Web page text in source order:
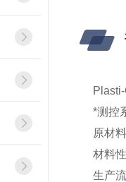
*测控
原材
材料
生产